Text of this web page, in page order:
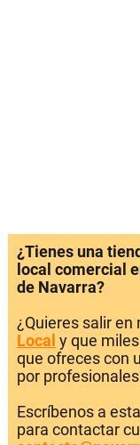
¿Tienes una
local comercial
de Navarra?
¿Quieres salir en
Local y que
que ofreces con
por
Escríbenos a
para contactar